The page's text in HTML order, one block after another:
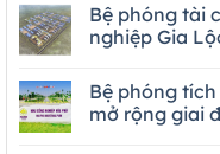
Bệ phóng tài
nghiệp Gia
Bệ phóng
mở rộng giai